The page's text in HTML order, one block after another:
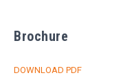
Brochure
DOWNLOAD PDF